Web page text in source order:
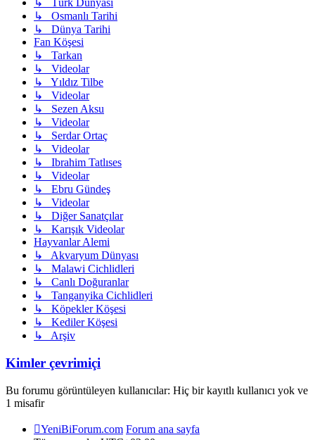
↳ Türk Dünyası
↳ Osmanlı Tarihi
↳ Dünya Tarihi
Fan Köşesi
↳ Tarkan
↳ Videolar
↳ Yıldız Tilbe
↳ Videolar
↳ Sezen Aksu
↳ Videolar
↳ Serdar Ortaç
↳ Videolar
↳ Ibrahim Tatlıses
↳ Videolar
↳ Ebru Gündeş
↳ Videolar
↳ Diğer Sanatçılar
↳ Karışık Videolar
Hayvanlar Alemi
↳ Akvaryum Dünyası
↳ Malawi Cichlidleri
↳ Canlı Doğuranlar
↳ Tanganyika Cichlidleri
↳ Köpekler Köşesi
↳ Kediler Köşesi
↳ Arşiv
Kimler çevrimiçi
Bu forumu görüntüleyen kullanıcılar: Hiç bir kayıtlı kullanıcı yok ve
1 misafir
YeniBiForum.com Forum ana sayfa